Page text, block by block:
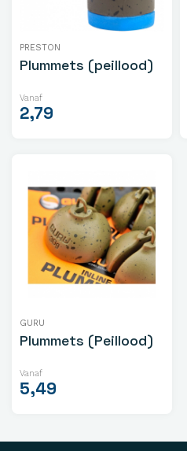
PRESTON
Plummets (peillood)
Vanaf
2,79
GURU
Plummets (Peillood)
Vanaf
5,49